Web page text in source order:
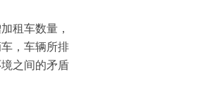
租车数量，
，车辆所排
之间的矛盾